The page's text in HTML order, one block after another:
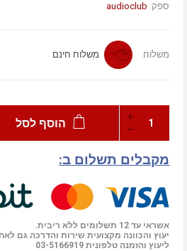
ספק: audioclub
משלוח משלוח חינם
הוסף לסל
מקבלים תשלום ב:
אשראי עד 12 תשלומים ללא ריבית.
יעוץ והכוונה מקצועית שירות והדרכה גם
ליעוץ והזמנה טלפונית 03-5166919